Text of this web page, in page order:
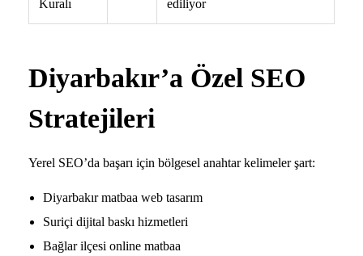
Kuralı
ediliyor
Diyarbakır’a Özel SEO
Stratejileri
Yerel SEO’da başarı için bölgesel anahtar kelimeler şart:
Diyarbakır matbaa web tasarım
Suriçi dijital baskı hizmetleri
Bağlar ilçesi online matbaa